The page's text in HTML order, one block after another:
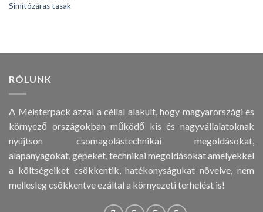
Simítózáras tasak
RÓLUNK
A Meisterpack azzal a céllal alakult, hogy magyarországi és
környező országokban működő kis és nagyvállalatoknak
nyújtson csomagolástechnikai megoldásokat,
alapanyagokat, gépeket, technikai megoldásokat amelyekkel
a költségeiket csökkentik, hatékonyságukat növelve, nem
mellesleg csökkentve ezáltal a környezeti terhelést is!